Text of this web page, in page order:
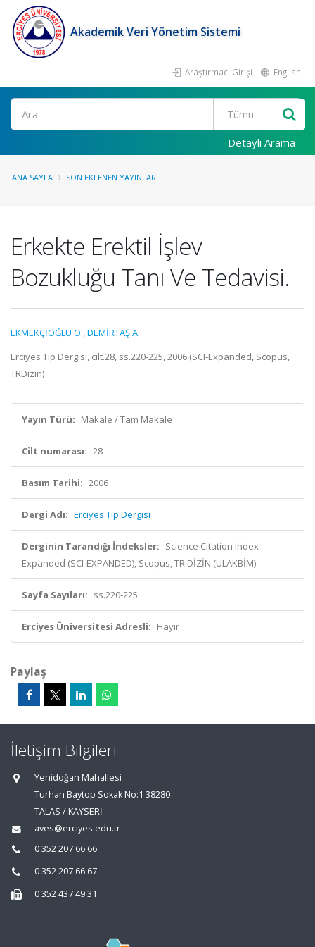
Akademik Veri Yönetim Sistemi
Araştırmacı Girişi English
Ara
Detaylı Arama
ANA SAYFA SON EKLENEN YAYINLAR
Erkekte Erektil İşlev
Bozukluğu Tanı Ve Tedavisi.
EKMEKÇİOĞLU O.,DEMİRTAŞ A.
Erciyes Tıp Dergisi, cilt.28, ss.220-225, 2006 (SCI-Expanded, Scopus,
TRDizin)
Yayın Türü: Makale / Tam Makale
Cilt numarası: 28
Basım Tarihi: 2006
Dergi Adı: Erciyes Tıp Dergisi
Derginin Tarandığı İndeksler: Science Citation Index
Expanded (SCI-EXPANDED), Scopus, TR DİZİN (ULAKBİM)
Sayfa Sayıları: ss.220-225
Erciyes Üniversitesi Adresli: Hayır
Paylaş
İletişim Bilgileri
Yenidoğan Mahallesi
Turhan Baytop Sokak No:1 38280
TALAS / KAYSERİ
aves@erciyes.edu.tr
0 352 207 66 66
0 352 207 66 67
0 352 437 49 31